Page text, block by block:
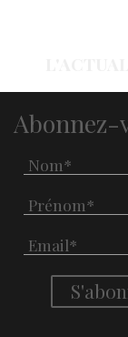
Abonnez-